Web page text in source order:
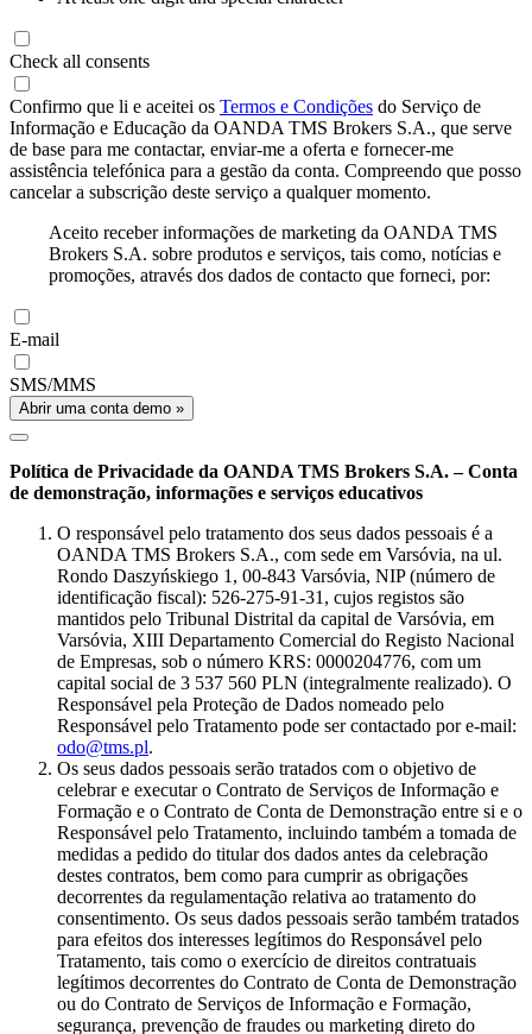
Check all consents
Confirmo que li e aceitei os Termos e Condições do Serviço de
Informação e Educação da OANDA TMS Brokers S.A., que serve
de base para me contactar, enviar-me a oferta e fornecer-me
assistência telefónica para a gestão da conta. Compreendo que posso
cancelar a subscrição deste serviço a qualquer momento.
Aceito receber informações de marketing da OANDA TMS
Brokers S.A. sobre produtos e serviços, tais como, notícias e
promoções, através dos dados de contacto que forneci, por:
E-mail
SMS/MMS
Abrir uma conta demo »
Política de Privacidade da OANDA TMS Brokers S.A. – Conta
de demonstração, informações e serviços educativos
O responsável pelo tratamento dos seus dados pessoais é a
OANDA TMS Brokers S.A., com sede em Varsóvia, na ul.
Rondo Daszyńskiego 1, 00-843 Varsóvia, NIP (número de
identificação fiscal): 526-275-91-31, cujos registos são
mantidos pelo Tribunal Distrital da capital de Varsóvia, em
Varsóvia, XIII Departamento Comercial do Registo Nacional
de Empresas, sob o número KRS: 0000204776, com um
capital social de 3 537 560 PLN (integralmente realizado). O
Responsável pela Proteção de Dados nomeado pelo
Responsável pelo Tratamento pode ser contactado por e-mail:
odo@tms.pl.
Os seus dados pessoais serão tratados com o objetivo de
celebrar e executar o Contrato de Serviços de Informação e
Formação e o Contrato de Conta de Demonstração entre si e o
Responsável pelo Tratamento, incluindo também a tomada de
medidas a pedido do titular dos dados antes da celebração
destes contratos, bem como para cumprir as obrigações
decorrentes da regulamentação relativa ao tratamento do
consentimento. Os seus dados pessoais serão também tratados
para efeitos dos interesses legítimos do Responsável pelo
Tratamento, tais como o exercício de direitos contratuais
legítimos decorrentes do Contrato de Conta de Demonstração
ou do Contrato de Serviços de Informação e Formação,
segurança, prevenção de fraudes ou marketing direto do